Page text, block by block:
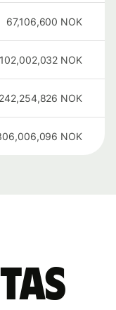
67,106,600 NOK
102,002,032 NOK
242,254,826 NOK
NOK